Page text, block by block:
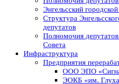
Энгельсский
Структура
депутатов
Полномочия депутатов
Совета
Инфраструктура
Предприятия
ООО ЭПО
ЭОКБ «им.